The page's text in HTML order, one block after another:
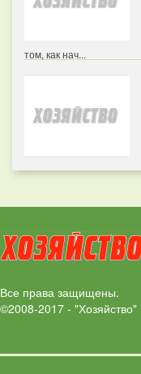
том, как нач...
Все права защищены.
©2008-2017 - "Хозяйство"